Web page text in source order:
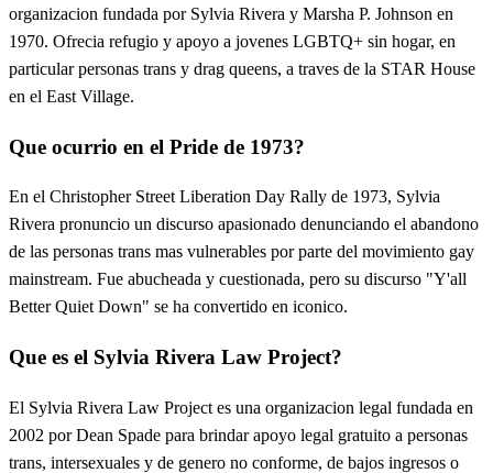
organizacion fundada por Sylvia Rivera y Marsha P. Johnson en
1970. Ofrecia refugio y apoyo a jovenes LGBTQ+ sin hogar, en
particular personas trans y drag queens, a traves de la STAR House
en el East Village.
Que ocurrio en el Pride de 1973?
En el Christopher Street Liberation Day Rally de 1973, Sylvia
Rivera pronuncio un discurso apasionado denunciando el abandono
de las personas trans mas vulnerables por parte del movimiento gay
mainstream. Fue abucheada y cuestionada, pero su discurso "Y'all
Better Quiet Down" se ha convertido en iconico.
Que es el Sylvia Rivera Law Project?
El Sylvia Rivera Law Project es una organizacion legal fundada en
2002 por Dean Spade para brindar apoyo legal gratuito a personas
trans, intersexuales y de genero no conforme, de bajos ingresos o